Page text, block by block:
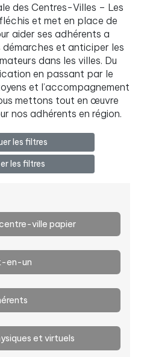
des Centres-Villes – Les
et met en place de
aider ses adhérents a
démarches et anticiper les
dans les villes. Du
en passant par le
et l’accompagnement
mettons tout en œuvre
nos adhérents en région.
les filtres
les filtres
ville papier
en-un
et virtuels